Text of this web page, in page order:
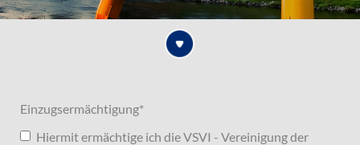
Einzugsermächtigung*
Hiermit ermächtige ich die VSVI - Vereinigung der